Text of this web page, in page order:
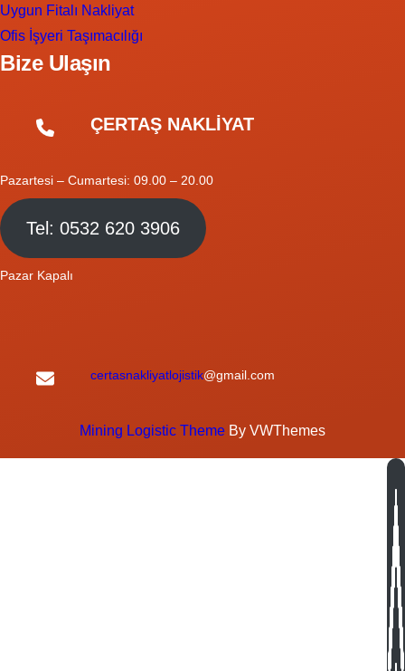
Uygun Fitalı Nakliyat
Ofis İşyeri Taşımacılığı
Bize Ulaşın
ÇERTAŞ NAKLİYAT
Pazartesi – Cumartesi: 09.00 – 20.00
Tel: 0532 620 3906
Pazar Kapalı
certasnakliyatlojistik@gmail.com
Mining Logistic Theme By VWThemes